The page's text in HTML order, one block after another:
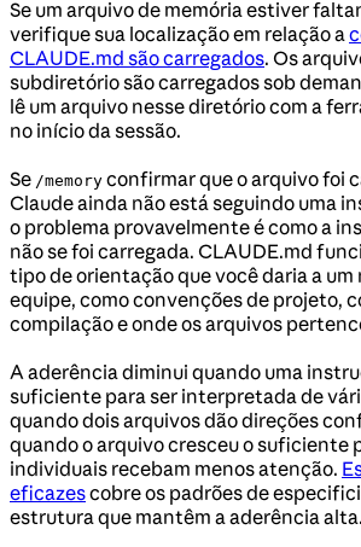
Se um arquivo de memória estiver
verifique sua localização em relação a
CLAUDE.md são carregados. Os
subdiretório são carregados sob
lê um arquivo nesse diretório com a
no início da sessão.
Se /memory confirmar que o arquivo foi
Claude ainda não está seguindo uma
o problema provavelmente é como a
não se foi carregada. CLAUDE.md
tipo de orientação que você daria a um
equipe, como convenções de projeto,
compilação e onde os arquivos
A aderência diminui quando uma
suficiente para ser interpretada de
quando dois arquivos dão direções
quando o arquivo cresceu o suficiente
individuais recebam menos atenção.
eficazescobre os padrões de
estrutura que mantêm a aderência alta.